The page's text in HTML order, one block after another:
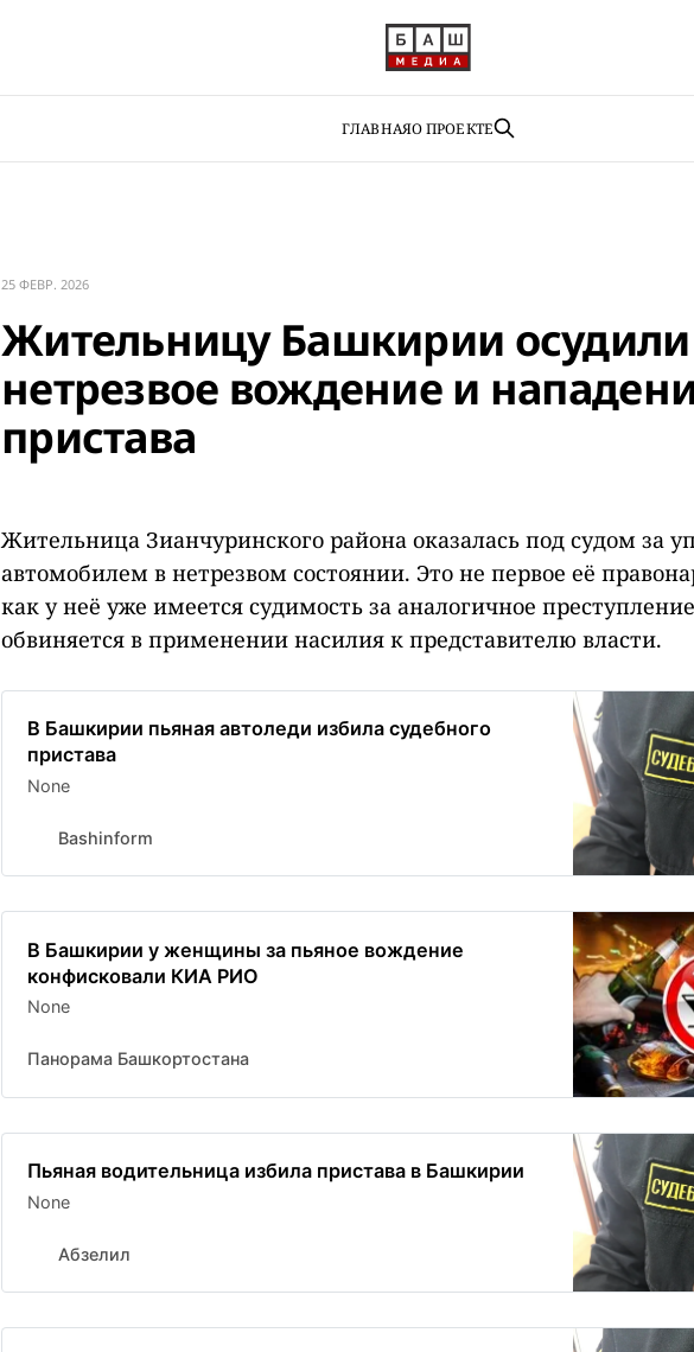
ГЛАВНАЯО ПРОЕКТЕ
25 ФЕВР. 2026
Жительницу Башкирии осудили
нетрезвое вождение и
пристава
Жительница Зианчуринского района оказалась под судом за
автомобилем в нетрезвом состоянии. Это не первое её
как у неё уже имеется судимость за аналогичное
обвиняется в применении насилия к представителю власти.
В Башкирии пьяная автоледи избила судебного
пристава
None
Bashinform
В Башкирии у женщины за пьяное вождение
конфисковали КИА РИО
None
Панорама Башкортостана
Пьяная водительница избила пристава в Башкирии
None
Абзелил